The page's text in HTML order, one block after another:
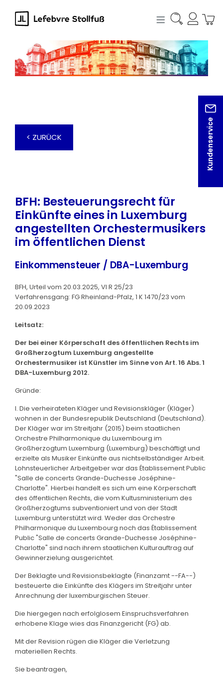
springen
Kundenservice
< ZURÜCK
BFH: Besteuerungsrecht für
Einkünfte eines in Luxemburg
angestellten Orchestermusikers
im öffentlichen Dienst
Einkommensteuer / DBA-Luxemburg
BFH, Urteil vom 20.03.2025, VI R 25/23
Verfahrensgang: FG Rheinland-Pfalz, 1 K 1470/23 vom
20.09.2023
Leitsatz:
Der bei einer Körperschaft des öffentlichen Rechts im
Großherzogtum Luxemburg angestellte
Orchestermusiker ist Künstler im Sinne von Art. 16 Abs. 1
DBA-Luxemburg 2012.
Gründe:
I. Die verheirateten Kläger und Revisionskläger (Kläger)
wohnen in der Bundesrepublik Deutschland (Deutschland).
Der Kläger war im Streitjahr (2015) beim staatlichen
Orchestre Philharmonique du Luxembourg im
Großherzogtum Luxemburg (Luxemburg) beschäftigt und
erzielte als Musiker Einkünfte aus nichtselbständiger Arbeit.
Lohnsteuerlicher Arbeitgeber war das Établissement Public
"Salle de concerts Grande-Duchesse Joséphine-
Charlotte". Hierbei handelt es sich um eine Körperschaft
des öffentlichen Rechts, die vom Kultusministerium des
Großherzogtums subventioniert und von der Stadt
Luxemburg unterstützt wird. Weder das Orchestre
Philharmonique du Luxembourg noch das Établissement
Public "Salle de concerts Grande-Duchesse Joséphine-
Charlotte" sind nach ihrem staatlichen Kulturauftrag auf
Gewinnerzielung ausgerichtet.
Der Beklagte und Revisionsbeklagte (Finanzamt --FA--)
besteuerte die Einkünfte des Klägers im Streitjahr unter
Anrechnung der luxemburgischen Steuer.
Die hiergegen nach erfolglosem Einspruchsverfahren
erhobene Klage wies das Finanzgericht (FG) ab.
Mit der Revision rügen die Kläger die Verletzung
materiellen Rechts.
Sie beantragen,